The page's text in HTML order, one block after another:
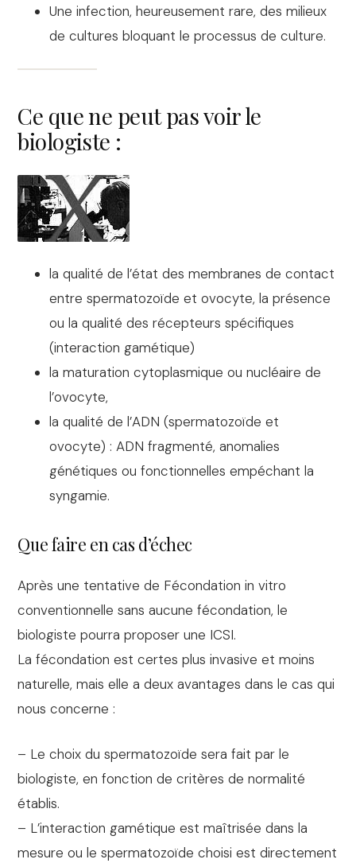
Une infection, heureusement rare, des milieux
de cultures bloquant le processus de culture.
Ce que ne peut pas voir le
biologiste :
la qualité de l’état des membranes de contact
entre spermatozoïde et ovocyte, la présence
ou la qualité des récepteurs spécifiques
(interaction gamétique)
la maturation cytoplasmique ou nucléaire de
l’ovocyte,
la qualité de l’ADN (spermatozoïde et
ovocyte) : ADN fragmenté, anomalies
génétiques ou fonctionnelles empéchant la
syngamie.
Que faire en cas d’échec
Après une tentative de Fécondation in vitro
conventionnelle sans aucune fécondation, le
biologiste pourra proposer une ICSI.
La fécondation est certes plus invasive et moins
naturelle, mais elle a deux avantages dans le cas qui
nous concerne :
– Le choix du spermatozoïde sera fait par le
biologiste, en fonction de critères de normalité
établis.
– L’interaction gamétique est maîtrisée dans la
mesure ou le spermatozoïde choisi est directement